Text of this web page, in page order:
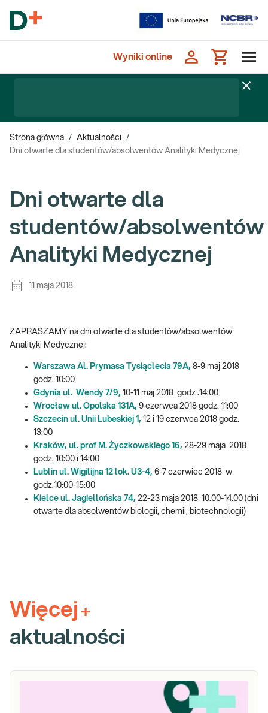
Wyniki online
Strona główna / Aktualności
/
Dni otwarte dla studentów/absolwentów Analityki Medycznej
Dni otwarte dla
studentów/absolwentów
Analityki Medycznej
11 maja 2018
ZAPRASZAMY na dni otwarte dla studentów/absolwentów
Analityki Medycznej:
Warszawa Al. Prymasa Tysiąclecia 79A, 8-9 maj 2018
godz. 10:00
Gdynia ul. Wendy 7/9, 10-11 maj 2018 godz .14:00
Wrocław ul. Opolska 131A, 9 czerwca 2018 godz. 11:00
Szczecin ul. Unii Lubeskiej 1, 12 i 19 czerwca 2018 godz.
13:00
Kraków, ul. prof M. Życzkowskiego 16, 28-29 maja 2018
godz. 10:00 i 14:00
Lublin ul. Wigilijna 12 lok. U3-4, 6-7 czerwiec 2018 w
godz.10:00-15:00
Kielce ul. Jagiellońska 74, 22-23 maja 2018 10.00-14.00 (dni
otwarte dla absolwentów biologii, chemii, biotechnologii)
Więcej +
aktualności